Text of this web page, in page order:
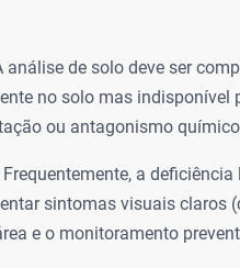
análise de solo deve ser
no solo mas
ou antagonismo
Frequentemente, a
sintomas visuais claros
e o monitoramento